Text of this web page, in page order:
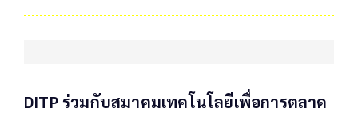
DITP ร่วมกับสมาคมเทคโนโลยีเพื่อการตลาด